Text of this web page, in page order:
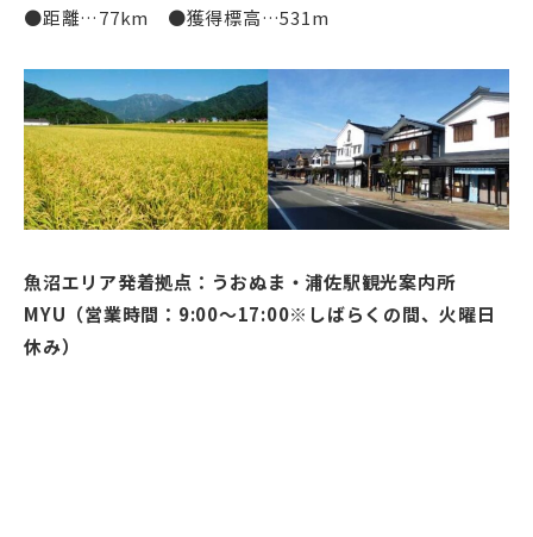
●距離…77km ●獲得標高…531m
魚沼エリア発着拠点：うおぬま・浦佐駅観光案内所
MYU（営業時間：9:00～17:00※しばらくの間、火曜日
休み）